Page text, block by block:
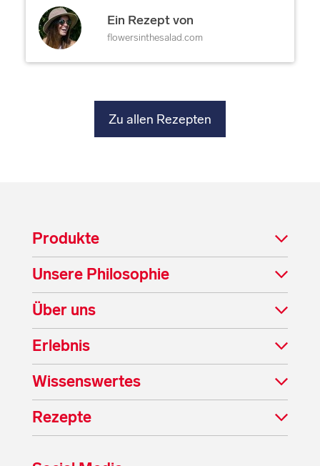
Ein Rezept von
flowersinthesalad.com
Zu allen Rezepten
Produkte
Unsere Philosophie
Über uns
Erlebnis
Wissenswertes
Rezepte